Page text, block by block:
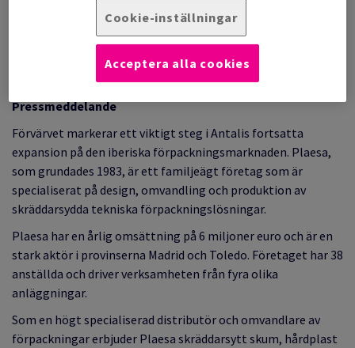
Pressmeddelande
Förvärvet markerar ett viktigt steg i Antalis fortsatta
expansion på den iberiska förpackningsmarknaden. Plaesa,
som grundades 1983, är ett familjeägt företag som är
specialiserat på design, omvandling och produktion av
skräddarsydda tekniska förpackningslösningar.
Plaesa har en årlig omsättning på 6 miljoner euro och är en
stark aktör i provinserna Madrid och Toledo. Företaget har 38
anställda och driver verksamheten från fyra olika
anläggningar.
Som en högt specialiserad distributör och omvandlare av
förpackningar erbjuder Plaesa skräddarsytt skum, hårdplast
Cookie-inställningar
Acceptera alla cookies